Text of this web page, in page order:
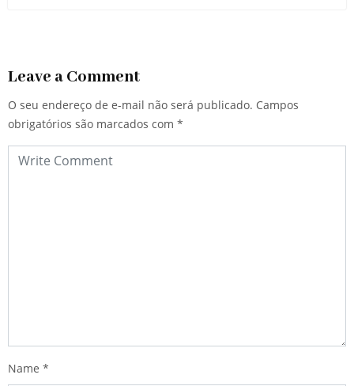
Leave a Comment
O seu endereço de e-mail não será publicado. Campos
obrigatórios são marcados com *
Name *